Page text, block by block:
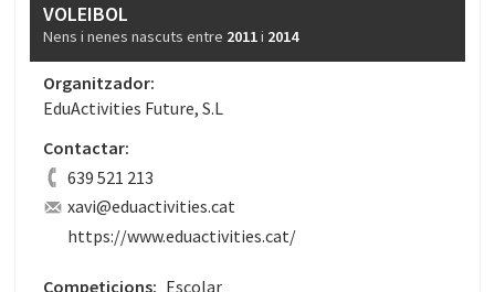
VOLEIBOL
Nens i nenes nascuts entre 2011i 2014
Organitzador:
EduActivities Future, S.L
Contactar:
639 521 213
xavi@eduactivities.cat
https://www.eduactivities.cat/
Competicions: Escolar